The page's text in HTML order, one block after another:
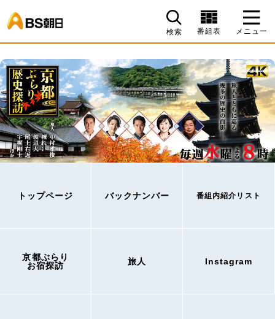
検索 番組表 メニュー
トップページ バックナンバー 番組内紹介リスト
京都ぶらり
お宿探訪
旅人 Instagram